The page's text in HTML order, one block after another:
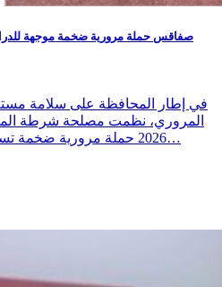
صفاقس حملة مرورية ضخمة موجهة
في إطار المحافظة على سلامة
2026 حملة مرورية ضخمة تستهدف خاصة: الدراجات النارية…